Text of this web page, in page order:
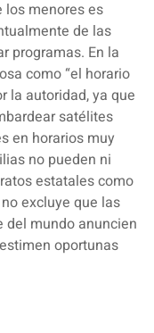
los menores es
de las
programas. En la
como “el horario
la autoridad, ya que
satélites
en horarios muy
no pueden ni
estatales como
excluye que las
del mundo anuncien
oportunas